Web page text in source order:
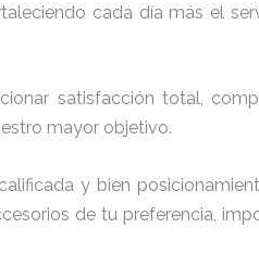
cada día más el
satisfacción total,
mayor objetivo.
y bien
de tu preferencia,